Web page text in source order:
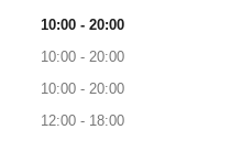
10:00 - 20:00
10:00 - 20:00
10:00 - 20:00
12:00 - 18:00